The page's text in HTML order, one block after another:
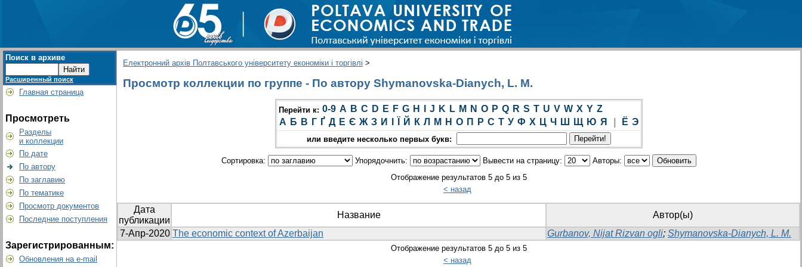
Поиск в архиве
Расширенный поиск
Главная страница
Просмотреть
Разделы
и коллекции
По дате
По автору
По заглавию
По тематике
Просмотр документов
Последние поступления
Зарегистрированным:
Обновления на e-mail
Електронний архів Полтавського університету економіки і торгівлі >
Просмотр коллекции по группе - По автору Shymanovska-Dianych, L. M.
Перейти к: 0-9 A B C D E F G H J K L M N O P Q R S T U V W X Y Z
А Б В Г Ґ Д Е Є Ж З И Й К Л М Н О П Р С Т У Ф Х Ц Ч Ш Щ Ю Я Ё Э
или введите несколько первых букв:
Сортировка: Упорядочнить: Вывести на страницу:
Авторы:
Отображение результатов 5 до 5 из 5
< назад
Дата
публикации
Название
Автор(ы)
7-Апр-2020 The economic context of Azerbaijan Gurbanov, Nijat Rizvan ogli; Shymanovska-Dianych, L. M.
Отображение результатов 5 до 5 из 5
< назад